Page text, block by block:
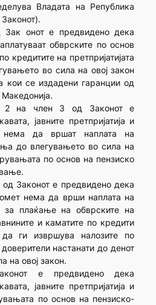
Владата на Република
онот е предвидено дека
обврските по основ
кредитите на претпријатијата
во сила на овој закон
кои се издадени гаранции од
2 на член 3 од Законот е
јавните претпријатија и
нема да вршат наплата на
до влегувањето во сила на
по основ на пензиско
Законот е предвидено дека
нема да врши наплата на
за плаќање на обврските на
и каматите по кредити
ги извршува налозите по
настанати до денот
на овој закон.
е предвидено дека
јавните претпријатија и
по основ на пензиско-